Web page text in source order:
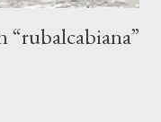
“rubalcabiana”